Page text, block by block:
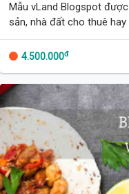
Mẫu vLand Blogspot
sản, nhà đất cho thuê
đích kinh doanh của bạn.
Tí…4.500.000đ